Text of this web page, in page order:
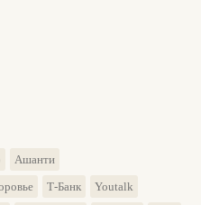
Ашанти
Т-Банк
Youtalk